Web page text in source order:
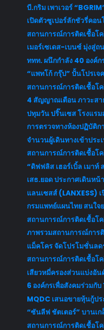
บี.กริม เพาเวอร์
เปิดตัวซูเปอร์ลักชัวรี่คอ
สถานการณ์การติดเชื้อโ
เมอร์เซเดส-เบนซ์ มุ่งสู่
ททท. ผนึกกำลัง 40 องค์
“แพทโก้ กรุ๊ป” ปั้นโปรเ
สถานการณ์การติดเชื้อโ
4 สัญญาณเตือน ภาวะสา
ปทุมวัน ปริ๊นเซส โรงแรม
การตรวจทางห้องปฏิบัติ
จำนวนผู้เดินทางเข้าปร
สถานการณ์การติดเชื้อโ
“ดิฟฟลิส เฮอร์เบิ้ล เมาท์
เสธ.ยอด ประกาศเดินห
แลนเซสส์
กรมแพทย์แผนไทย สนใ
สถานการณ์การติดเชื้อโ
ภาพรวมสถานการณ์การ
แม็คโคร จัดโปรโมชั่นลด
สถานการณ์การติดเชื้อโ
เสียวหมี่ครองส่วนแบ่งอั
6 องค์กรเพื่อสังคมร่วมกั
MQDC เสนอขายหุ้นกู้ป
“ซันลีฟ ชัตเตอร์” บานเ
สถานการณ์การติดเชื้อโ